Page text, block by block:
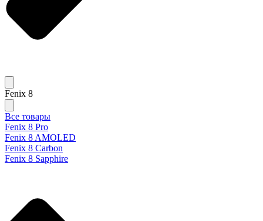
Fenix 8
Все товары
Fenix 8 Pro
Fenix 8 AMOLED
Fenix 8 Carbon
Fenix 8 Sapphire